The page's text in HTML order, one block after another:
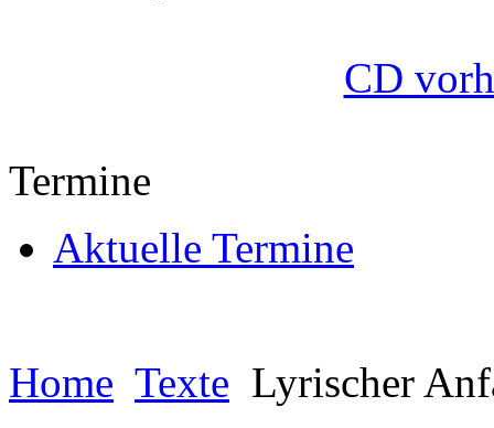
CD
Termine
Aktuelle Termine
Home Texte Lyrischer